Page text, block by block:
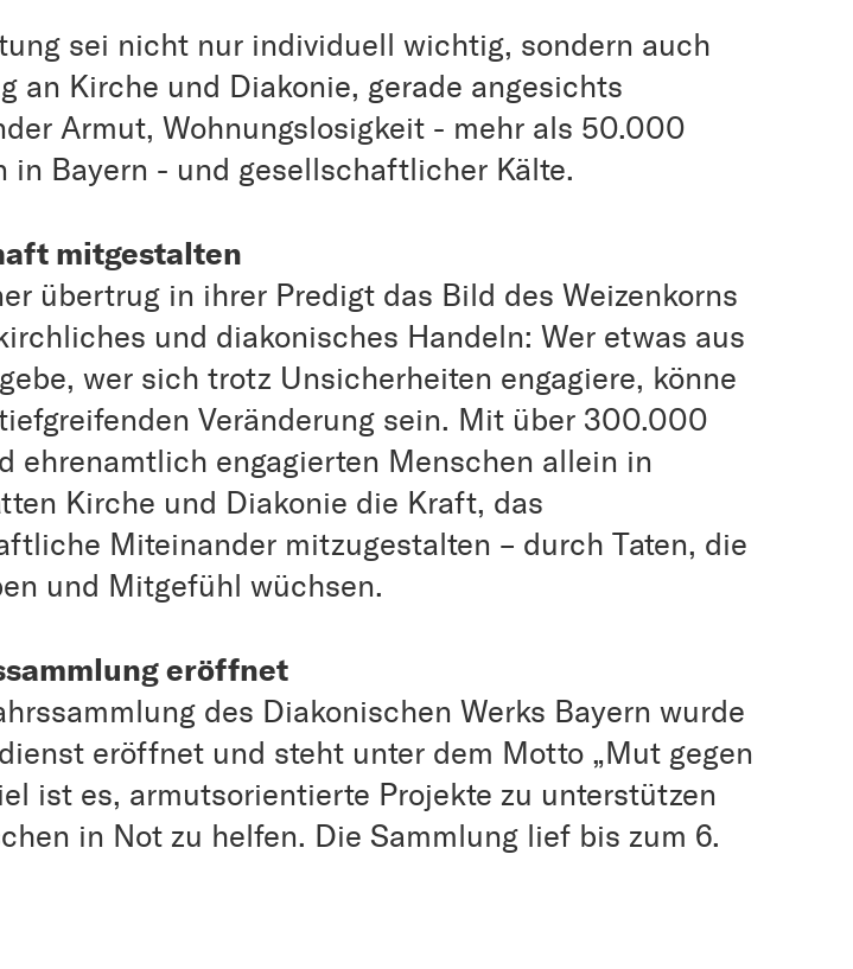
sei nicht nur individuell wichtig, sondern auch
an Kirche und Diakonie, gerade angesichts
Armut, Wohnungslosigkeit - mehr als 50.000
in Bayern - und gesellschaftlicher Kälte.
mitgestalten
übertrug in ihrer Predigt das Bild des Weizenkorns
und diakonisches Handeln: Wer etwas aus
wer sich trotz Unsicherheiten engagiere, könne
Veränderung sein. Mit über 300.000
ehrenamtlich engagierten Menschen allein in
Kirche und Diakonie die Kraft, das
Miteinander mitzugestalten – durch Taten, die
und Mitgefühl wüchsen.
eröffnet
des Diakonischen Werks Bayern wurde
eröffnet und steht unter dem Motto „Mut gegen
ist es, armutsorientierte Projekte zu unterstützen
in Not zu helfen. Die Sammlung lief bis zum 6.